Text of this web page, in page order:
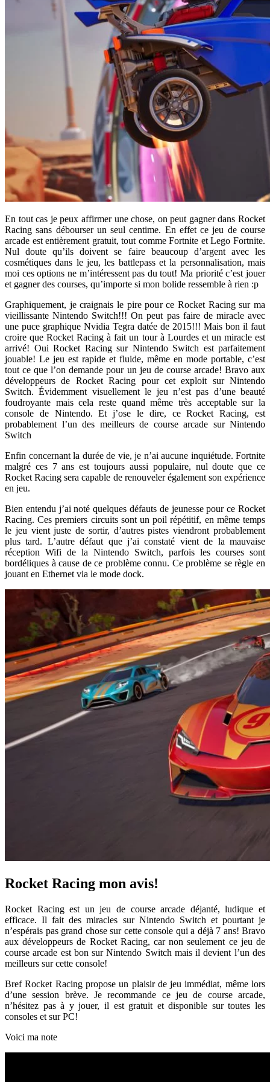
En tout cas je peux affirmer une chose, on peut gagner dans Rocket
Racing sans débourser un seul centime. En effet ce jeu de course
arcade est entièrement gratuit, tout comme Fortnite et Lego Fortnite.
Nul doute qu’ils doivent se faire beaucoup d’argent avec les
cosmétiques dans le jeu, les battlepass et la personnalisation, mais
moi ces options ne m’intéressent pas du tout! Ma priorité c’est jouer
et gagner des courses, qu’importe si mon bolide ressemble à rien :p
Graphiquement, je craignais le pire pour ce Rocket Racing sur ma
vieillissante Nintendo Switch!!! On peut pas faire de miracle avec
une puce graphique Nvidia Tegra datée de 2015!!! Mais bon il faut
croire que Rocket Racing à fait un tour à Lourdes et un miracle est
arrivé! Oui Rocket Racing sur Nintendo Switch est parfaitement
jouable! Le jeu est rapide et fluide, même en mode portable, c’est
tout ce que l’on demande pour un jeu de course arcade! Bravo aux
développeurs de Rocket Racing pour cet exploit sur Nintendo
Switch. Évidemment visuellement le jeu n’est pas d’une beauté
foudroyante mais cela reste quand même très acceptable sur la
console de Nintendo. Et j’ose le dire, ce Rocket Racing, est
probablement l’un des meilleurs de course arcade sur Nintendo
Switch
Enfin concernant la durée de vie, je n’ai aucune inquiétude. Fortnite
malgré ces 7 ans est toujours aussi populaire, nul doute que ce
Rocket Racing sera capable de renouveler également son expérience
en jeu.
Bien entendu j’ai noté quelques défauts de jeunesse pour ce Rocket
Racing. Ces premiers circuits sont un poil répétitif, en même temps
le jeu vient juste de sortir, d’autres pistes viendront probablement
plus tard. L’autre défaut que j’ai constaté vient de la mauvaise
réception Wifi de la Nintendo Switch, parfois les courses sont
bordéliques à cause de ce problème connu. Ce problème se règle en
jouant en Ethernet via le mode dock.
Rocket Racing mon avis!
Rocket Racing est un jeu de course arcade déjanté, ludique et
efficace. Il fait des miracles sur Nintendo Switch et pourtant je
n’espérais pas grand chose sur cette console qui a déjà 7 ans! Bravo
aux développeurs de Rocket Racing, car non seulement ce jeu de
course arcade est bon sur Nintendo Switch mais il devient l’un des
meilleurs sur cette console!
Bref Rocket Racing propose un plaisir de jeu immédiat, même lors
d’une session brève. Je recommande ce jeu de course arcade,
n’hésitez pas à y jouer, il est gratuit et disponible sur toutes les
consoles et sur PC!
Voici ma note